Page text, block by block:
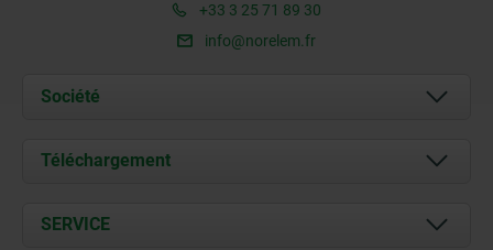
+33 3 25 71 89 30
info@norelem.fr
Société
À propos de nous
Contact
Téléchargement
Documents
SERVICE